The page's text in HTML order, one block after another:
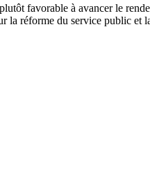
favorable à avancer le
la réforme du service public